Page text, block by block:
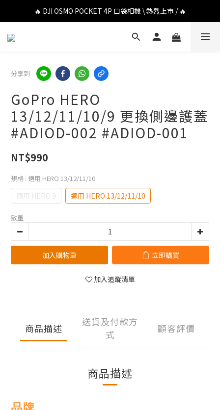
🔥 DJI OSMO POCKET 4P 口袋相機 \ 熱烈上市 / 🔥
🔥 DJI OSMO POCKET 4P 口袋相機 \ 熱烈上市 / 🔥
🔥 Insta360 Luna Ultra 雲台相機 \ 熱烈上市 / 🔥
🔥 DJI OSMO POCKET 4P 口袋相機 \ 熱烈上市 / 🔥
分享到
GoPro HERO
13/12/11/10/9 更換側邊護蓋
#ADIOD-002 #ADIOD-001
NT$990
規格 : 適用 HERO 13/12/11/10
適用 HERO 9 適用 HERO 13/12/11/10
數量
加入購物車 立即購買
加入追蹤清單
商品描述
送貨及付款方
式
顧客評價
商品描述